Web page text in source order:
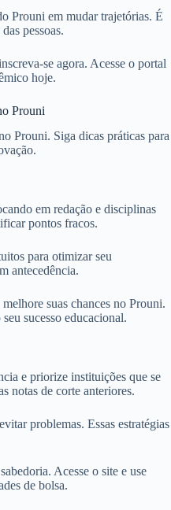
Prouni em mudar trajetórias. É
pessoas.
se agora. Acesse o portal
hoje.
Prouni
Prouni. Siga dicas práticas para
em redação e disciplinas
pontos fracos.
para otimizar seu
antecedência.
suas chances no Prouni.
sucesso educacional.
e priorize instituições que se
notas de corte anteriores.
problemas. Essas estratégias
Acesse o site e use
de bolsa.